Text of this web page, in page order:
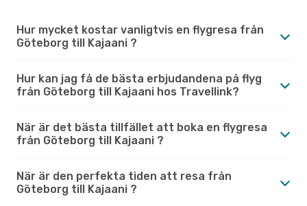
Hur mycket kostar vanligtvis en flygresa från
Göteborg till Kajaani ?
Hur kan jag få de bästa erbjudandena på flyg
från Göteborg till Kajaani hos Travellink?
När är det bästa tillfället att boka en flygresa
från Göteborg till Kajaani ?
När är den perfekta tiden att resa från
Göteborg till Kajaani ?